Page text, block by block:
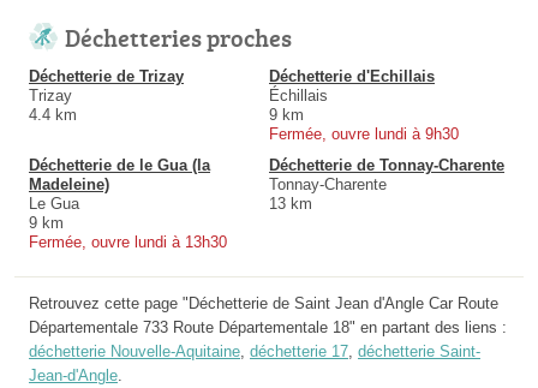
Déchetteries proches
Déchetterie de Trizay
Trizay
4.4 km
Déchetterie d'Echillais
Échillais
9 km
Fermée, ouvre lundi à 9h30
Déchetterie de le Gua (la
Madeleine)
Le Gua
9 km
Fermée, ouvre lundi à 13h30
Déchetterie de Tonnay-Charente
Tonnay-Charente
13 km
Retrouvez cette page "Déchetterie de Saint Jean d'Angle Car Route
Départementale 733 Route Départementale 18" en partant des liens :
déchetterie Nouvelle-Aquitaine déchetterie 17 déchetterie Saint-
Jean-d'Angle